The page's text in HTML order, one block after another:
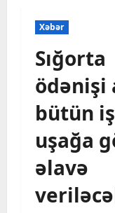
Xəbər
Sığorta
ödənişi
bütün
uşağa
əlavə